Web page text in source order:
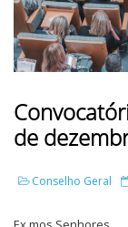
de
Conselho Geral